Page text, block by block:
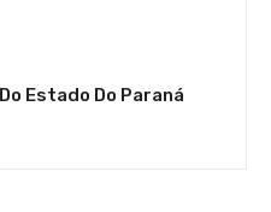
Estado Do Paraná